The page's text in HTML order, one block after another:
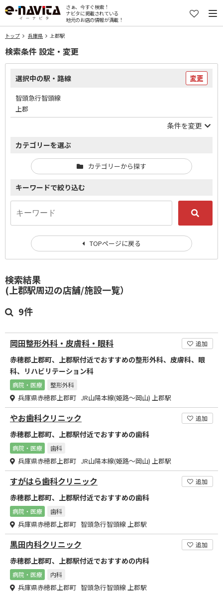
さぁ、今すぐ検索！
ナビタに掲載されている
地元のお店の情報が満載！
トップ 兵庫県 上郡駅
検索結果
(上郡駅周辺の店舗/施設一覧）
9件
岡田整形外科・皮膚科・眼科 追加
赤穂郡上郡町、上郡駅付近でおすすめの整形外科、皮膚科、眼
科、リハビリテーション科
病院・医療 整形外科
兵庫県赤穂郡上郡町 JR山陽本線(姫路～岡山) 上郡駅
やお歯科クリニック 追加
赤穂郡上郡町、上郡駅付近でおすすめの歯科
病院・医療 歯科
兵庫県赤穂郡上郡町 JR山陽本線(姫路～岡山) 上郡駅
すがはら歯科クリニック 追加
赤穂郡上郡町、上郡駅付近でおすすめの歯科
病院・医療 歯科
兵庫県赤穂郡上郡町 智頭急行智頭線 上郡駅
黒田内科クリニック 追加
赤穂郡上郡町、上郡駅付近でおすすめの内科
病院・医療 内科
兵庫県赤穂郡上郡町 智頭急行智頭線 上郡駅
検索条件 設定・変更
選択中の駅・路線 変更
智頭急行智頭線
上郡
条件を変更
カテゴリーを選ぶ
カテゴリーから探す
キーワードで絞り込む
TOPページに戻る